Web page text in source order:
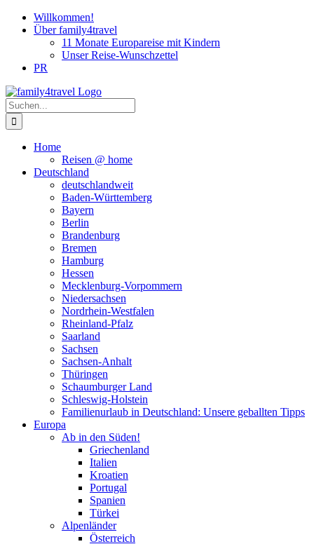
Zum
Inhalt
Willkommen!
Über family4travel
11 Monate Europareise mit Kindern
Unser Reise-Wunschzettel
PR
instagram
facebook
pinterest
Suche
nach:
Home
Reisen @ home
Deutschland
deutschlandweit
Baden-Württemberg
Bayern
Berlin
Brandenburg
Bremen
Hamburg
Hessen
Mecklenburg-Vorpommern
Niedersachsen
Nordrhein-Westfalen
Rheinland-Pfalz
Saarland
Sachsen
Sachsen-Anhalt
Thüringen
Schaumburger Land
Schleswig-Holstein
Familienurlaub in Deutschland: Unsere geballten Tipps
Europa
Ab in den Süden!
Griechenland
Italien
Kroatien
Portugal
Spanien
Türkei
Alpenländer
Österreich